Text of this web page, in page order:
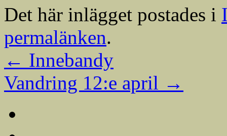
Det här inlägget postades i
permalänken.
← Innebandy
Vandring 12:e april →